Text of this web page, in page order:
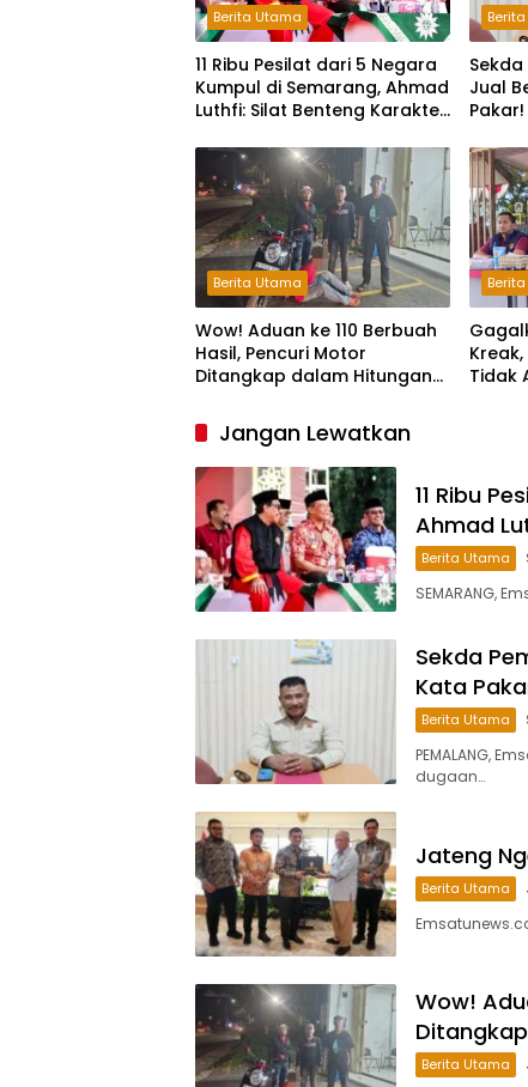
Berita Utama
11 Ribu Pesilat dari 5 Negara
Kumpul di Semarang, Ahmad
Luthfi: Silat Benteng Karakter
Jual
Pakar!
Berita Utama
Wow! Aduan ke 110 Berbuah
Hasil, Pencuri Motor
Ditangkap dalam Hitungan
Tidak
Jangan Lewatkan
11 Ribu
Ahmad
Berita Utama
SEMARANG,
Sekda
Kata
Berita Utama
PEMALANG,
dugaan…
Jateng
Berita Utama
Wow!
Berita Utama